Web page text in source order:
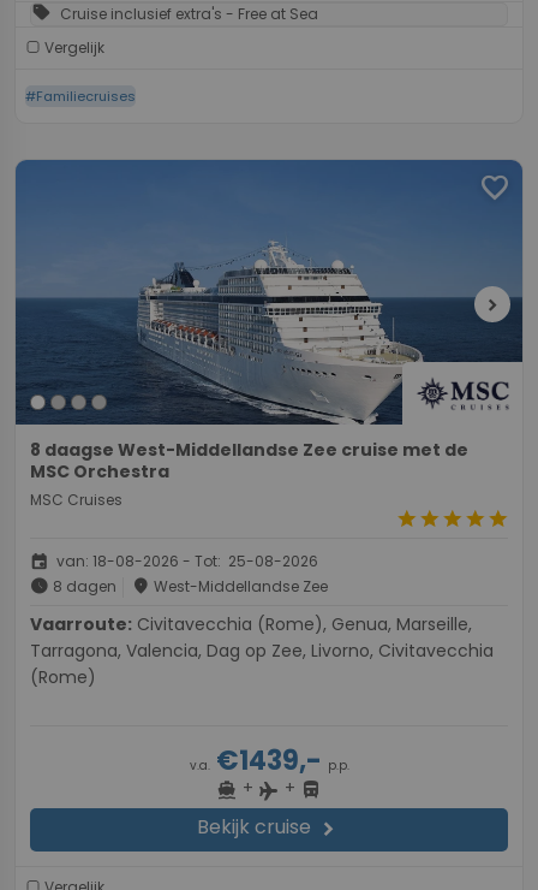
sell Cruise inclusief extra's - Free at Sea
Vergelijk
#Familiecruises
favorite
chevron_right
8 daagse West-Middellandse Zee cruise met de
MSC Orchestra
MSC Cruises
starstarstarstarstar
event van: 18-08-2026 - Tot: 25-08-2026
schedule 8 dagen place West-Middellandse Zee
Vaarroute:
Tarragona, Valencia, Dag op Zee, Livorno, Civitavecchia
(Rome)
v.a.€1439,- p.p.
directions_boat + flight + directions_bus
Bekijk cruise chevron_right